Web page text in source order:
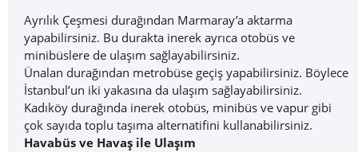
Ayrılık Çeşmesi durağından Marmaray’a aktarma
yapabilirsiniz. Bu durakta inerek ayrıca otobüs ve
minibüslere de ulaşım sağlayabilirsiniz.
Ünalan durağından metrobüse geçiş yapabilirsiniz. Böylece
İstanbul’un iki yakasına da ulaşım sağlayabilirsiniz.
Kadıköy durağında inerek otobüs, minibüs ve vapur gibi
çok sayıda toplu taşıma alternatifini kullanabilirsiniz.
Havabüs ve Havaş ile Ulaşım